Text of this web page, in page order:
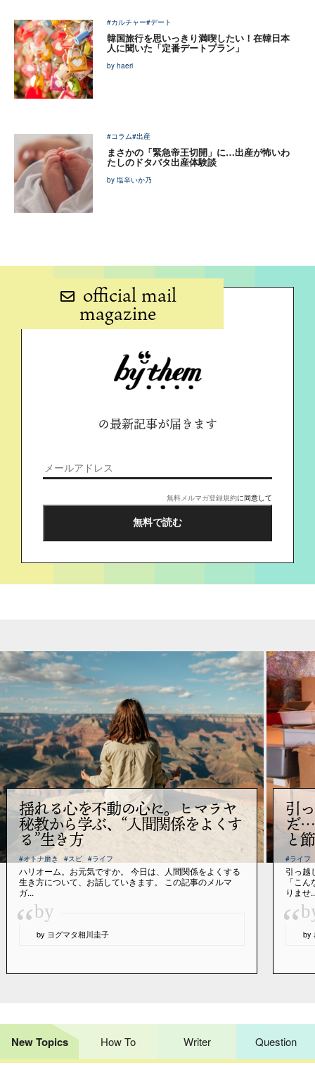
#カルチャー#デート
韓国旅行を思いっきり満喫したい！在韓日本
人に聞いた「定番デートプラン」
by haeri
#コラム#出産
まさかの「緊急帝王切開」に…出産が怖いわ
たしのドタバタ出産体験談
by 塩辛いか乃
official mail
magazine
の最新記事が届きます
無料メルマガ登録規約に同意して
揺れる心を不動の心に。ヒマラヤ
秘教から学ぶ、“人間関係をよくす
る”生き方
#オトナ磨き #スピ #ライフ
ハリオーム。お元気ですか。 今日は、人間関係をよくする
生き方について、お話していきます。 この記事のメルマ
ガ...
“by
by ヨグマタ相川圭子
引
だ…
と
#ライフ
引っ越
「こ
りませ
“ by
New Topics How To Writer Question